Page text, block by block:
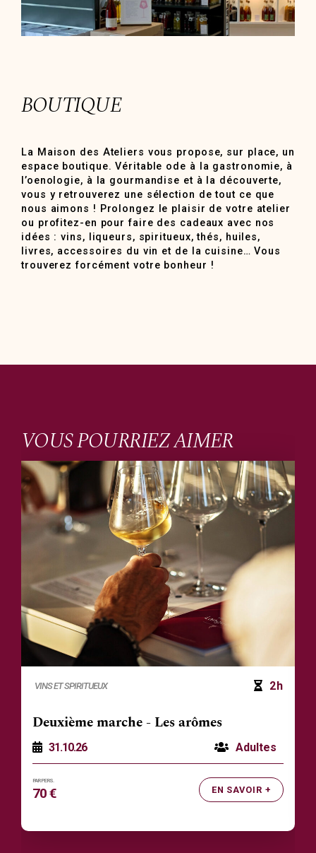
BOUTIQUE
La Maison des Ateliers vous propose, sur place, un
espace boutique. Véritable ode à la gastronomie, à
l’oenologie, à la gourmandise et à la découverte,
vous y retrouverez une sélection de tout ce que
nous aimons ! Prolongez le plaisir de votre atelier
ou profitez-en pour faire des cadeaux avec nos
idées : vins, liqueurs, spiritueux, thés, huiles,
livres, accessoires du vin et de la cuisine… Vous
trouverez forcément votre bonheur !
VOUS POURRIEZ AIMER
VINS ET SPIRITUEUX 2h
Deuxième marche - Les arômes
Adultes
31.10.26
EN SAVOIR +
70 €